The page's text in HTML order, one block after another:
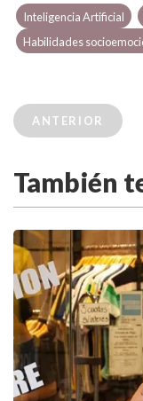
Inteligencia Artificial
Habilidades
ANTERIOR
También